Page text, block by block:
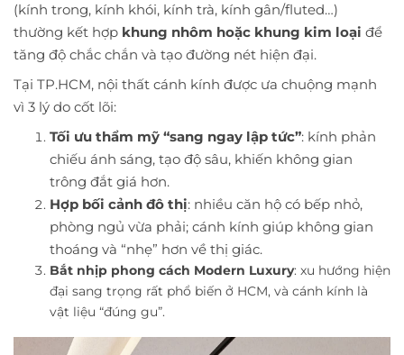
(kính trong, kính khói, kính trà, kính gân/fluted…)
thường kết hợp khung nhôm hoặc khung kim loại để
tăng độ chắc chắn và tạo đường nét hiện đại.
Tại TP.HCM, nội thất cánh kính được ưa chuộng mạnh
vì 3 lý do cốt lõi:
Tối ưu thẩm mỹ “sang ngay lập tức”: kính phản
chiếu ánh sáng, tạo độ sâu, khiến không gian
trông đắt giá hơn.
Hợp bối cảnh đô thị: nhiều căn hộ có bếp nhỏ,
phòng ngủ vừa phải; cánh kính giúp không gian
thoáng và “nhẹ” hơn về thị giác.
Bắt nhịp phong cách Modern Luxury: xu hướng hiện
đại sang trọng rất phổ biến ở HCM, và cánh kính là
vật liệu “đúng gu”.